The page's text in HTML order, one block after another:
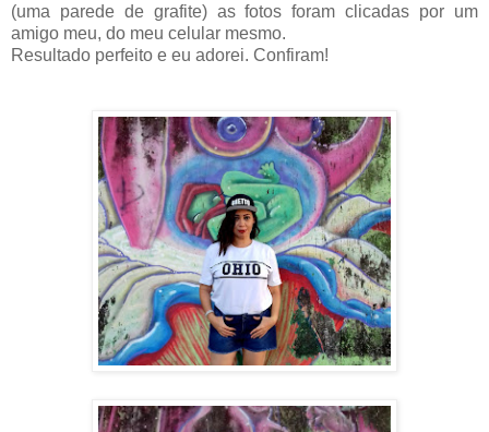
(uma parede de grafite) as fotos foram clicadas por um
amigo meu, do meu celular mesmo.
Resultado perfeito e eu adorei. Confiram!